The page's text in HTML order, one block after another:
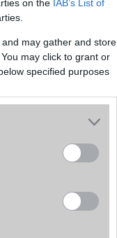
on the IAB’s List of
may gather and store
may click to grant or
specified purposes
van szükség.
attól, hogy
akkor egy
dupla vagy akár